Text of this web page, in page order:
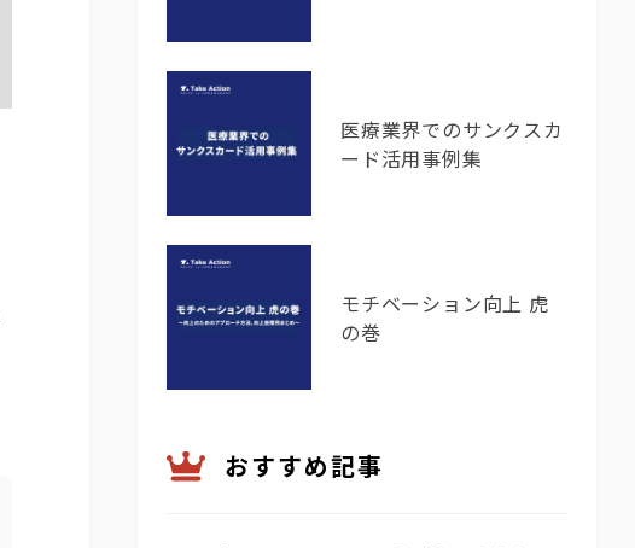
医療業界でのサンクスカ
ード活用事例集
モチベーション向上 虎
の巻
おすすめ記事